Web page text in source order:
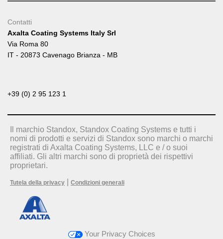
Contatti
Axalta Coating Systems Italy Srl
Via Roma 80
IT - 20873 Cavenago Brianza - MB
+39 (0) 2 95 123 1
Il marchio Standox, Standox Coating Systems e tutti i
nomi di prodotti e servizi di Standox sono marchi o marchi
registrati di Axalta Coating Systems, LLC e / o suoi
affiliati. Gli altri marchi sono di proprietà dei rispettivi
proprietari.
Tutela della privacy Condizioni generali
Your Privacy Choices